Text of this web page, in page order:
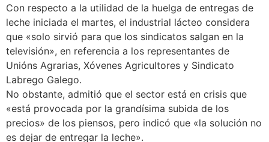
Con respecto a la utilidad de la huelga de entregas de
leche iniciada el martes, el industrial lácteo considera
que «solo sirvió para que los sindicatos salgan en la
televisión», en referencia a los representantes de
Unións Agrarias, Xóvenes Agricultores y Sindicato
Labrego Galego.
No obstante, admitió que el sector está en crisis que
«está provocada por la grandísima subida de los
precios» de los piensos, pero indicó que «la solución no
es dejar de entregar la leche».